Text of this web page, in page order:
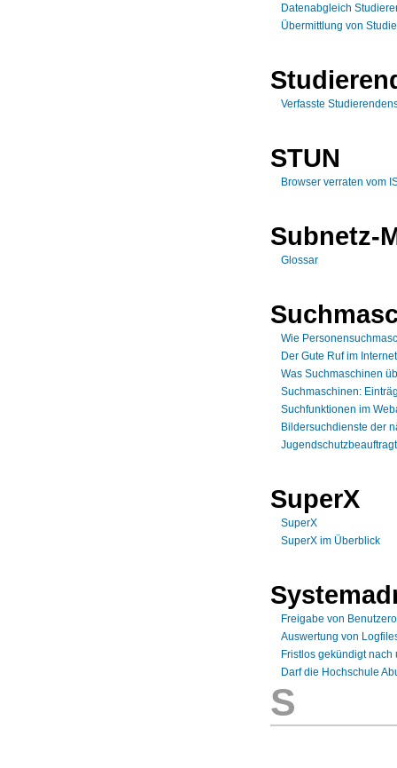
Datenabgleich
Übermittlung von
Verfasste
STUN
Browser verraten vom
Subnetz-
Glossar
Wie
Der Gute Ruf im Internet
Was Suchmaschinen
Suchmaschinen:
Suchfunktionen im
Bildersuchdienste der
SuperX
SuperX
SuperX im Überblick
Freigabe von
Auswertung von
Fristlos gekündigt
Darf die Hochschule
S